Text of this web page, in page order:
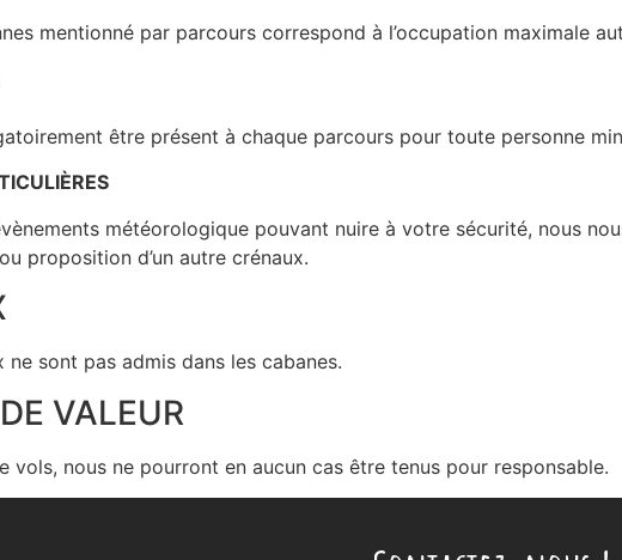
mentionné par parcours correspond à l’occupation maximale
être présent à chaque parcours pour toute personne
météorologique pouvant nuire à votre sécurité, nous
proposition d’un autre crénaux.
ne sont pas admis dans les cabanes.
VALEUR
vols, nous ne pourront en aucun cas être tenus pour responsable.